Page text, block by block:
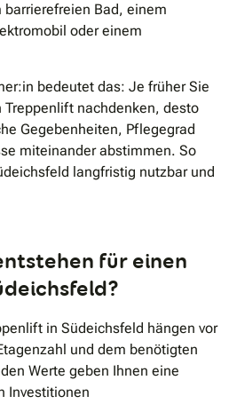
Bad, einem
oder einem
bedeutet das: Je früher Sie
nachdenken, desto
Gegebenheiten, Pflegegrad
miteinander abstimmen. So
langfristig nutzbar und
für einen
in Südeichsfeld hängen vor
und dem benötigten
Werte geben Ihnen eine
Investitionen